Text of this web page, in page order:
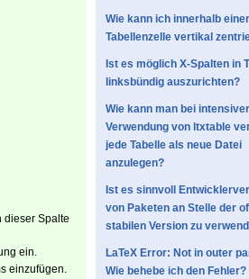
dieser Spalte
ein.
einzufügen.
Wie kann ich innerhalb einer
Tabellenzelle vertikal
Ist es möglich X-Spalten in
linksbündig auszurichten?
Wie kann man bei intensiver
Verwendung von ltxtable
jede Tabelle als neue Datei
anzulegen?
Ist es sinnvoll
von Paketen an Stelle der
stabilen Version zu
LaTeX Error: Not in outer
Wie behebe ich den Fehler?